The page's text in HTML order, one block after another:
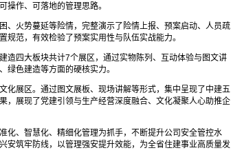
操作、可落地的管理思路。
、火势蔓延等险情，完整演示了险情上报、预案启动、人员疏
范，有效检验了预案实用性与队伍实战能力。
造四大板块共计7个展区，通过实物陈列、互动体验与图文讲
绿色建造等方面的硬核实力。
化展区。通过图文展板、现场讲解等形式，集中呈现了中建五
，展现了党建引领与生产经营深度融合、文化凝聚人心助推企
化、智慧化、精细化管理为抓手，不断提升公司安全管控水
安筑牢防线，以管理强安提升效能，为全省住建事业高质量发